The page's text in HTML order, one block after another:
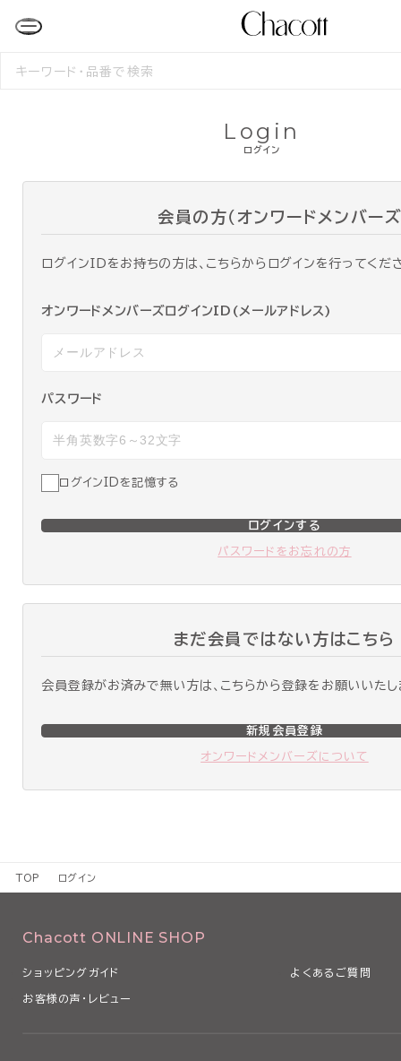
検
ログイン
Login
会員の方（オンワードメンバーズ
ログインIDをお持ちの方は、こちらからログインを行ってくだ
オンワードメンバーズログインID(メールアドレス)
パスワード
ログインIDを記憶する
ログインする
パスワードをお忘れの方
まだ会員ではない方はこちら
会員登録がお済みで無い方は、こちらから登録をお願いいたし
新規会員登録
オンワードメンバーズについて
TOP ログイン
Chacott ONLINE SHOP
ショッピングガイド よくあるご質問
お客様の声・レビュー